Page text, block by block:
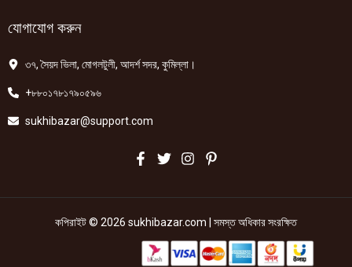
যোগাযোগ করুন
৩৭, সৈয়দ ভিলা, মোগলটুলী, আদর্শ সদর, কুমিল্লা।
+৮৮০১৭৮১৭৯০৫৯৬
sukhibazar@support.com
কপিরাইট © 2026 sukhibazar.com | সমস্ত অধিকার সংরক্ষিত